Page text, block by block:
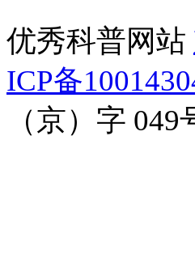
优秀科普网站
ICP备
（京）字 049